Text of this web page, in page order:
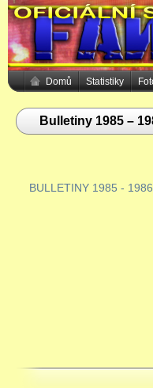
Domů Statistiky
Bulletiny 1985 –
BULLETINY 1985 - 1986